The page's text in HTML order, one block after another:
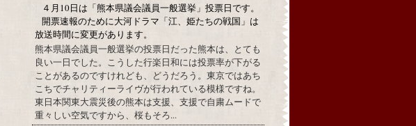
４月10日は「熊本県議会議員一般選挙」投票日です。
開票速報のために大河ドラマ「江、姫たちの戦国」は
放送時間に変更があります。
熊本県議会議員一般選挙の投票日だった熊本は、とても
良い一日でした。こうした行楽日和には投票率が下がる
ことがあるのですけれども、どうだろう。東京ではあち
こちでチャリティーライヴが行われている模様ですね。
東日本関東大震災後の熊本は支援、支援で自粛ムードで
重々しい空気ですから、桜もそろ...